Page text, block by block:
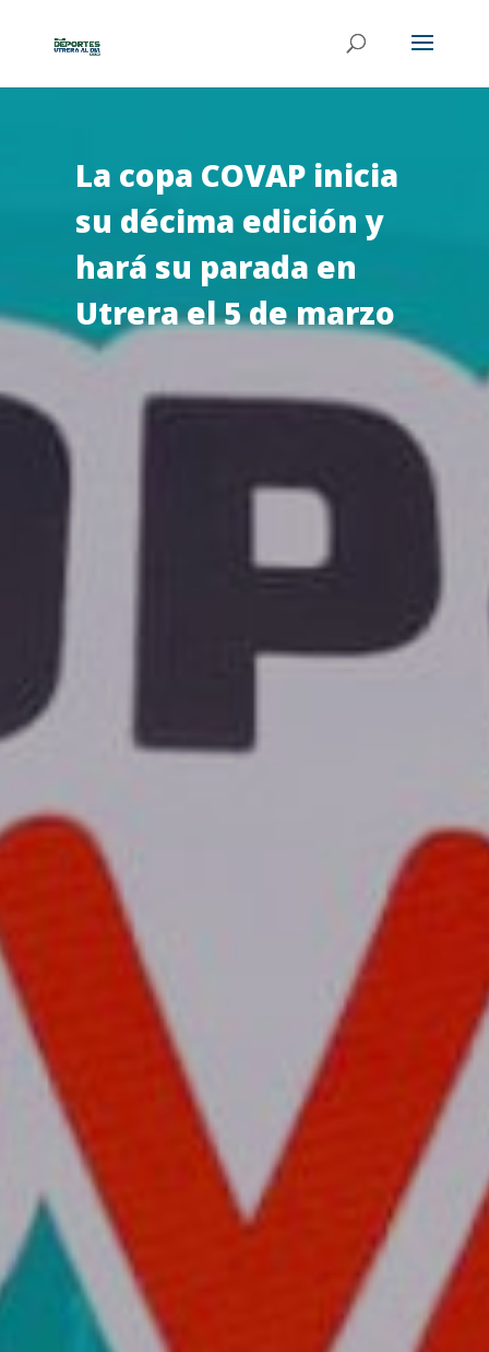
La copa COVAP inicia
su décima edición y
hará su parada en
Utrera el 5 de marzo